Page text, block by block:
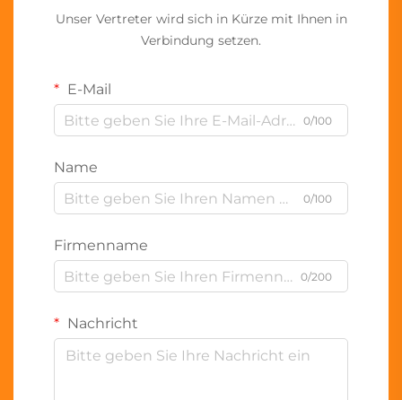
Unser Vertreter wird sich in Kürze mit Ihnen in
Verbindung setzen.
E-Mail
0/100
Name
0/100
Firmenname
0/200
Nachricht